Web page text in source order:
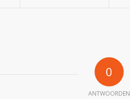
0
ANTWOORDEN